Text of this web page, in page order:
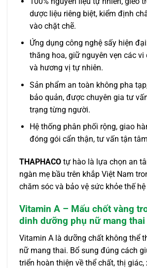
dược liệu riêng biệt, kiểm định
vào chặt chẽ.
Ứng dụng công nghệ sấy hiện
thăng hoa, giữ nguyên vẹn các vi
và hương vị tự nhiên.
Sản phẩm an toàn không pha
bảo quản, được chuyên gia tư
trạng từng người.
Hệ thống phân phối rộng, giao
đóng gói cẩn thận, tư vấn tận
THAPHACO tự hào là lựa chọn an
ngàn mẹ bầu trên khắp Việt Nam
chăm sóc và bảo vệ sức khỏe thế
Vitamin A – Mấu chốt vàng
dinh dưỡng phụ nữ mang thai
Vitamin A là dưỡng chất không thể
nữ mang thai. Bổ sung đúng cách
triển hoàn thiện về thể chất, thị giác,